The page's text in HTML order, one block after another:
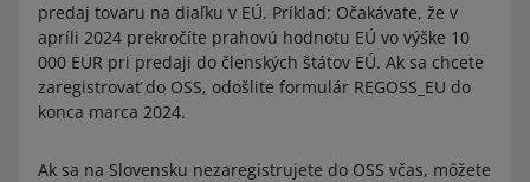
predaj tovaru na diaľku v EÚ. Príklad: Očakávate, že v
apríli 2024 prekročíte prahovú hodnotu EÚ vo výške 10
000 EUR pri predaji do členských štátov EÚ. Ak sa chcete
zaregistrovať do OSS, odošlite formulár REGOSS_EU do
konca marca 2024.
Ak sa na Slovensku nezaregistrujete do OSS včas, môžete